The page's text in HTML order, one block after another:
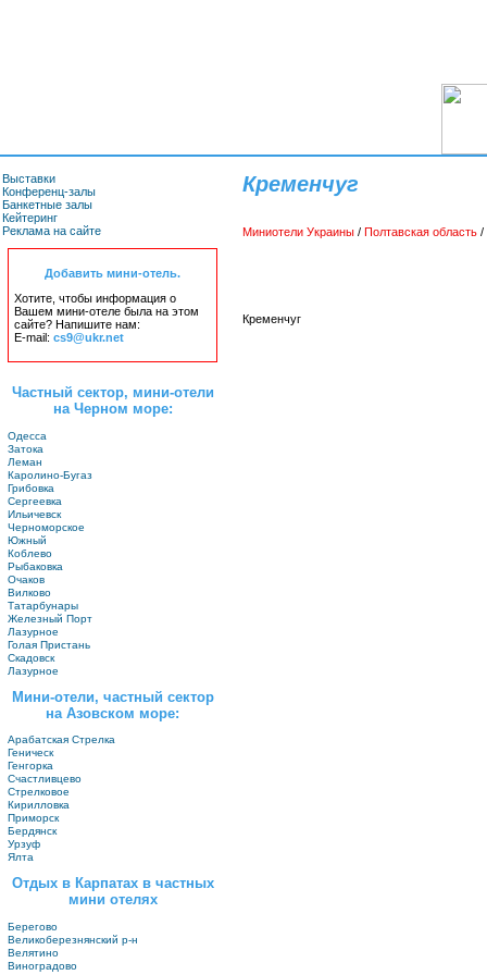
Выставки
Конференц-залы
Банкетные залы
Кейтеринг
Реклама на сайте
Добавить мини-отель.
Хотите, чтобы информация о
Вашем мини-отеле была на этом
сайте? Напишите нам:
E-mail: cs9@ukr.net
Частный сектор, мини-отели
на Черном море:
Одесса
Затока
Леман
Каролино-Бугаз
Грибовка
Сергеевка
Ильичевск
Черноморское
Южный
Коблево
Рыбаковка
Очаков
Вилково
Татарбунары
Железный Порт
Лазурное
Голая Пристань
Скадовск
Лазурное
Мини-отели, частный сектор
на Азовском море:
Арабатская Стрелка
Геническ
Генгорка
Счастливцево
Стрелковое
Кирилловка
Приморск
Бердянск
Урзуф
Ялта
Отдых в Карпатах в частных
мини отелях
Берегово
Великоберезнянский р-н
Велятино
Виноградово
Кременчуг
Миниотели Украины / Полтавская область /
Кременчуг